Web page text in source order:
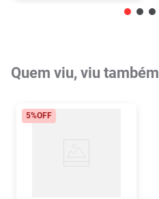
Quem viu, viu também
5%OFF